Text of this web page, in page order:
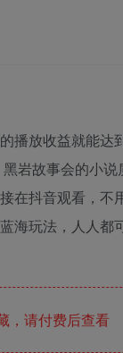
播放收益就能
岩故事会的小
在抖音观看，
海玩法，人人
，请付费后查看